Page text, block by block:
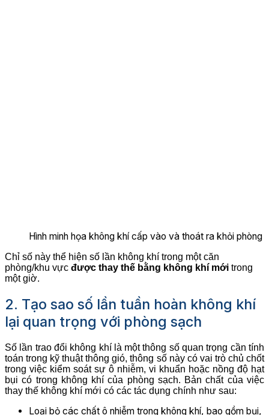
Hình minh họa không khí cấp vào và thoát ra khỏi phòng
Chỉ số này thể hiện số lần không khí trong một căn
phòng/khu vực được thay thế bằng không khí mới trong
một giờ.
2. Tạo sao số lần tuần hoàn không khí
lại quan trọng với phòng sạch
Số lần trao đổi không khí là một thông số quan trọng cần tính
toán trong kỹ thuật thông gió, thông số này có vai trò chủ chốt
trong việc kiểm soát sự ô nhiễm, vi khuẩn hoặc nồng độ hạt
bụi có trong không khí của phòng sạch. Bản chất của việc
thay thế không khí mới có các tác dụng chính như sau:
Loại bỏ các chất ô nhiễm trong không khí, bao gồm bụi,